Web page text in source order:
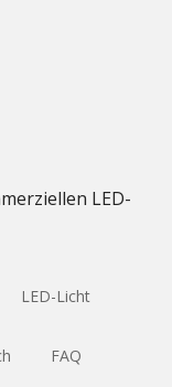
LED-
LED-Licht
FAQ